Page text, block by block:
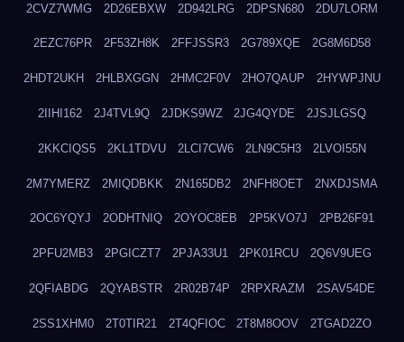
2CVZ7WMG 2D26EBXW 2D942LRG 2DPSN680 2DU7LORM
2EZC76PR 2F53ZH8K 2FFJSSR3 2G789XQE 2G8M6D58
2HDT2UKH 2HLBXGGN 2HMC2F0V 2HO7QAUP 2HYWPJNU
2IIHI162 2J4TVL9Q 2JDKS9WZ 2JG4QYDE 2JSJLGSQ
2KKCIQS5 2KL1TDVU 2LCI7CW6 2LN9C5H3 2LVOI55N
2M7YMERZ 2MIQDBKK 2N165DB2 2NFH8OET 2NXDJSMA
2OC6YQYJ 2ODHTNIQ 2OYOC8EB 2P5KVO7J 2PB26F91
2PFU2MB3 2PGICZT7 2PJA33U1 2PK01RCU 2Q6V9UEG
2QFIABDG 2QYABSTR 2R02B74P 2RPXRAZM 2SAV54DE
2SS1XHM0 2T0TIR21 2T4QFIOC 2T8M8OOV 2TGAD2ZO